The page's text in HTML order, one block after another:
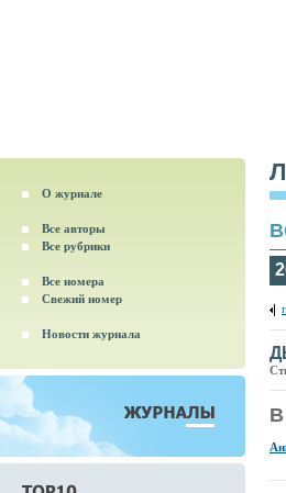
О журнале
Все авторы
Все рубрики
Все номера
Свежий номер
Новости журнала